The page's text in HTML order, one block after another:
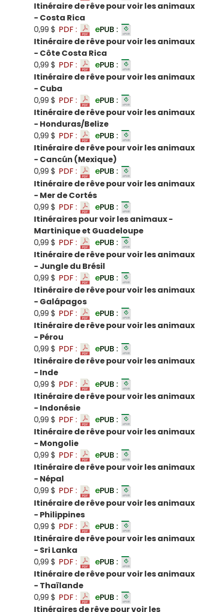
Itinéraire de rêve pour voir les animaux
- Costa Rica
0,99 $ PDF : ePUB :
Itinéraire de rêve pour voir les animaux
- Côte Costa Rica
0,99 $ PDF : ePUB :
Itinéraire de rêve pour voir les animaux
- Cuba
0,99 $ PDF : ePUB :
Itinéraire de rêve pour voir les animaux
- Honduras/Belize
0,99 $ PDF : ePUB :
Itinéraire de rêve pour voir les animaux
- Cancún (Mexique)
0,99 $ PDF : ePUB :
Itinéraire de rêve pour voir les animaux
- Mer de Cortés
0,99 $ PDF : ePUB :
Itinéraires pour voir les animaux -
Martinique et Guadeloupe
0,99 $ PDF : ePUB :
Itinéraire de rêve pour voir les animaux
- Jungle du Brésil
0,99 $ PDF : ePUB :
Itinéraire de rêve pour voir les animaux
- Galápagos
0,99 $ PDF : ePUB :
Itinéraire de rêve pour voir les animaux
- Pérou
0,99 $ PDF : ePUB :
Itinéraire de rêve pour voir les animaux
- Inde
0,99 $ PDF : ePUB :
Itinéraire de rêve pour voir les animaux
- Indonésie
0,99 $ PDF : ePUB :
Itinéraire de rêve pour voir les animaux
- Mongolie
0,99 $ PDF : ePUB :
Itinéraire de rêve pour voir les animaux
- Népal
0,99 $ PDF : ePUB :
Itinéraire de rêve pour voir les animaux
- Philippines
0,99 $ PDF : ePUB :
Itinéraire de rêve pour voir les animaux
- Sri Lanka
0,99 $ PDF : ePUB :
Itinéraire de rêve pour voir les animaux
- Thaïlande
0,99 $ PDF : ePUB :
Itinéraires de rêve pour voir les